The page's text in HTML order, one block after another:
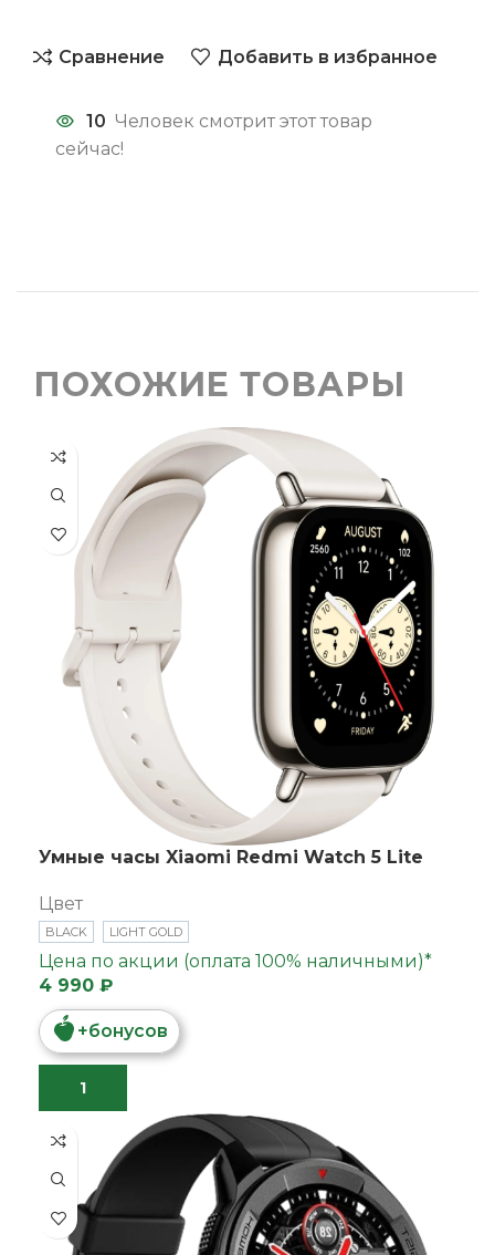
Сравнение Добавить в избранное
10 Человек смотрит этот товар
сейчас!
ПОХОЖИЕ ТОВАРЫ
Умные часы Xiaomi Redmi Watch 5 Lite
Цвет
BLACK LIGHT GOLD
Цена по акции (оплата 100% наличными)*
4 990 ₽
+бонусов